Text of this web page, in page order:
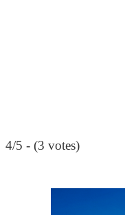
4/5 - (3 votes)